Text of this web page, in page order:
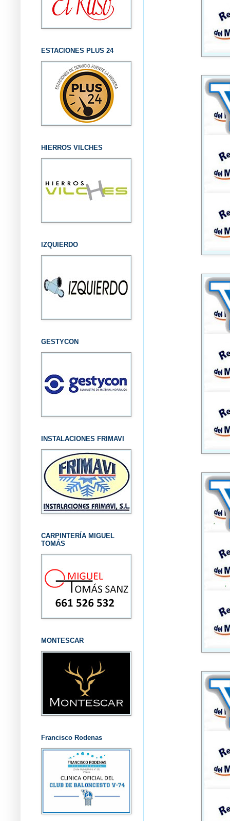
ESTACIONES PLUS 24
HIERROS VILCHES
IZQUIERDO
GESTYCON
INSTALACIONES FRIMAVI
CARPINTERÍA MIGUEL
TOMÁS
MONTESCAR
Francisco Rodenas